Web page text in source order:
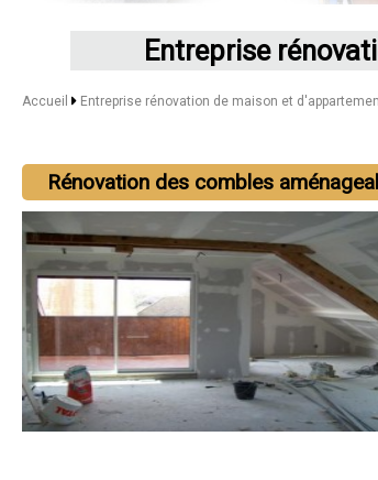
Entreprise
Accueil Entreprise rénovation de maison et
Rénovation des combles